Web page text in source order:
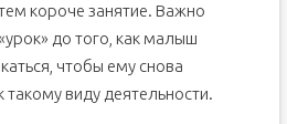
короче занятие. Важно
до того, как малыш
чтобы ему снова
такому виду деятельности.